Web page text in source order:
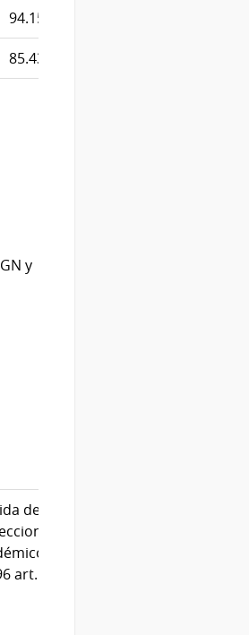
94.159
85.439
y
de
- Ley
art. 330